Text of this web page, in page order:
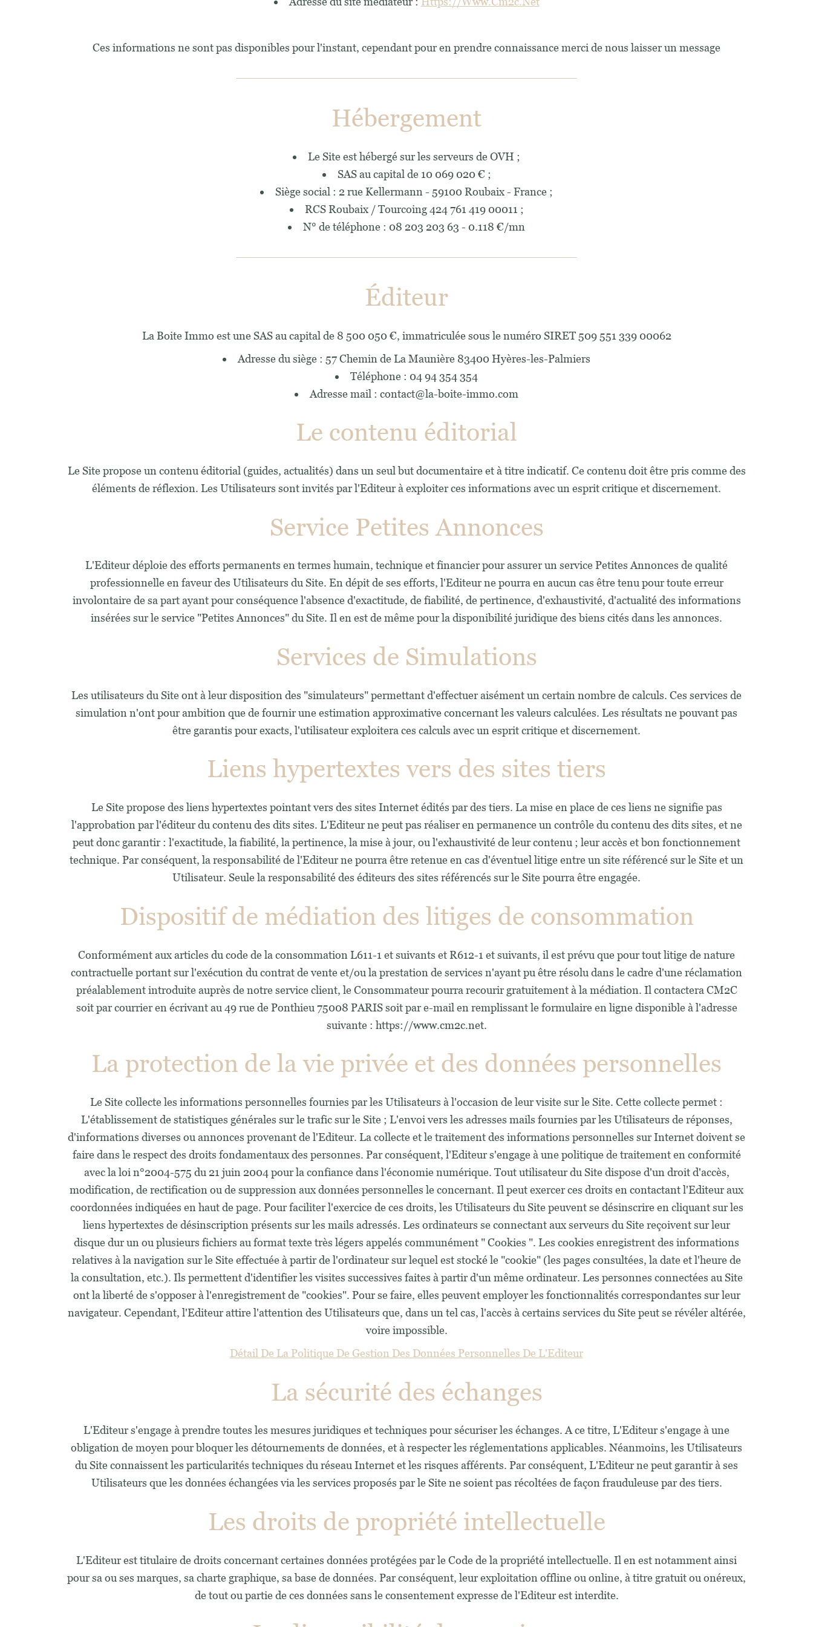
Ces informations ne sont pas disponibles pour l'instant, cependant pour en prendre connaissance merci de nous laisser un message
Hébergement
Le Site est hébergé sur les serveurs de OVH ;
SAS au capital de 10 069 020 € ;
Siège social : 2 rue Kellermann - 59100 Roubaix - France ;
RCS Roubaix / Tourcoing 424 761 419 00011 ;
N° de téléphone : 08 203 203 63 - 0.118 €/mn
Éditeur
La Boite Immo est une SAS au capital de 8 500 050 €, immatriculée sous le numéro SIRET 509 551 339 00062
Adresse du siège : 57 Chemin de La Maunière 83400 Hyères-les-Palmiers
Téléphone : 04 94 354 354
Adresse mail : contact@la-boite-immo.com
Le contenu éditorial
Le Site propose un contenu éditorial (guides, actualités) dans un seul but documentaire et à titre indicatif. Ce contenu doit être pris comme des
éléments de réflexion. Les Utilisateurs sont invités par l'Editeur à exploiter ces informations avec un esprit critique et discernement.
Service Petites Annonces
L'Editeur déploie des efforts permanents en termes humain, technique et financier pour assurer un service Petites Annonces de qualité
professionnelle en faveur des Utilisateurs du Site. En dépit de ses efforts, l'Editeur ne pourra en aucun cas être tenu pour toute erreur
involontaire de sa part ayant pour conséquence l'absence d'exactitude, de fiabilité, de pertinence, d'exhaustivité, d'actualité des informations
insérées sur le service "Petites Annonces" du Site. Il en est de même pour la disponibilité juridique des biens cités dans les annonces.
Services de Simulations
Les utilisateurs du Site ont à leur disposition des "simulateurs" permettant d'effectuer aisément un certain nombre de calculs. Ces services de
simulation n'ont pour ambition que de fournir une estimation approximative concernant les valeurs calculées. Les résultats ne pouvant pas
être garantis pour exacts, l'utilisateur exploitera ces calculs avec un esprit critique et discernement.
Liens hypertextes vers des sites tiers
Le Site propose des liens hypertextes pointant vers des sites Internet édités par des tiers. La mise en place de ces liens ne signifie pas
l'approbation par l'éditeur du contenu des dits sites. L'Editeur ne peut pas réaliser en permanence un contrôle du contenu des dits sites, et ne
peut donc garantir : l'exactitude, la fiabilité, la pertinence, la mise à jour, ou l'exhaustivité de leur contenu ; leur accès et bon fonctionnement
technique. Par conséquent, la responsabilité de l'Editeur ne pourra être retenue en cas d'éventuel litige entre un site référencé sur le Site et un
Utilisateur. Seule la responsabilité des éditeurs des sites référencés sur le Site pourra être engagée.
Dispositif de médiation des litiges de consommation
Conformément aux articles du code de la consommation L611-1 et suivants et R612-1 et suivants, il est prévu que pour tout litige de nature
contractuelle portant sur l'exécution du contrat de vente et/ou la prestation de services n'ayant pu être résolu dans le cadre d'une réclamation
préalablement introduite auprès de notre service client, le Consommateur pourra recourir gratuitement à la médiation. Il contactera CM2C
soit par courrier en écrivant au 49 rue de Ponthieu 75008 PARIS soit par e-mail en remplissant le formulaire en ligne disponible à l'adresse
suivante : https://www.cm2c.net.
La protection de la vie privée et des données personnelles
Le Site collecte les informations personnelles fournies par les Utilisateurs à l'occasion de leur visite sur le Site. Cette collecte permet :
L'établissement de statistiques générales sur le trafic sur le Site ; L'envoi vers les adresses mails fournies par les Utilisateurs de réponses,
d'informations diverses ou annonces provenant de l'Editeur. La collecte et le traitement des informations personnelles sur Internet doivent se
faire dans le respect des droits fondamentaux des personnes. Par conséquent, l'Editeur s'engage à une politique de traitement en conformité
avec la loi n°2004-575 du 21 juin 2004 pour la confiance dans l'économie numérique. Tout utilisateur du Site dispose d'un droit d'accès,
modification, de rectification ou de suppression aux données personnelles le concernant. Il peut exercer ces droits en contactant l'Editeur aux
coordonnées indiquées en haut de page. Pour faciliter l'exercice de ces droits, les Utilisateurs du Site peuvent se désinscrire en cliquant sur les
liens hypertextes de désinscription présents sur les mails adressés. Les ordinateurs se connectant aux serveurs du Site reçoivent sur leur
disque dur un ou plusieurs fichiers au format texte très légers appelés communément " Cookies ". Les cookies enregistrent des informations
relatives à la navigation sur le Site effectuée à partir de l'ordinateur sur lequel est stocké le "cookie" (les pages consultées, la date et l'heure de
la consultation, etc.). Ils permettent d'identifier les visites successives faites à partir d'un même ordinateur. Les personnes connectées au Site
ont la liberté de s'opposer à l'enregistrement de "cookies". Pour se faire, elles peuvent employer les fonctionnalités correspondantes sur leur
navigateur. Cependant, l'Editeur attire l'attention des Utilisateurs que, dans un tel cas, l'accès à certains services du Site peut se révéler altérée,
voire impossible.
Détail De La Politique De Gestion Des Données Personnelles De L'Editeur
La sécurité des échanges
L'Editeur s'engage à prendre toutes les mesures juridiques et techniques pour sécuriser les échanges. A ce titre, L'Editeur s'engage à une
obligation de moyen pour bloquer les détournements de données, et à respecter les réglementations applicables. Néanmoins, les Utilisateurs
du Site connaissent les particularités techniques du réseau Internet et les risques afférents. Par conséquent, L'Editeur ne peut garantir à ses
Utilisateurs que les données échangées via les services proposés par le Site ne soient pas récoltées de façon frauduleuse par des tiers.
Les droits de propriété intellectuelle
L'Editeur est titulaire de droits concernant certaines données protégées par le Code de la propriété intellectuelle. Il en est notamment ainsi
pour sa ou ses marques, sa charte graphique, sa base de données. Par conséquent, leur exploitation offline ou online, à titre gratuit ou onéreux,
de tout ou partie de ces données sans le consentement expresse de l'Editeur est interdite.